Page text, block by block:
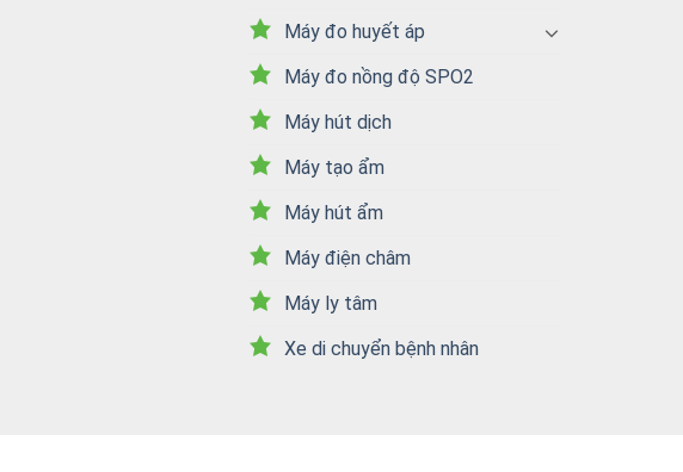
Máy đo huyết áp
Máy đo nồng độ SPO2
Máy hút dịch
Máy tạo ẩm
Máy hút ẩm
Máy điện châm
Máy ly tâm
Xe di chuyển bệnh nhân